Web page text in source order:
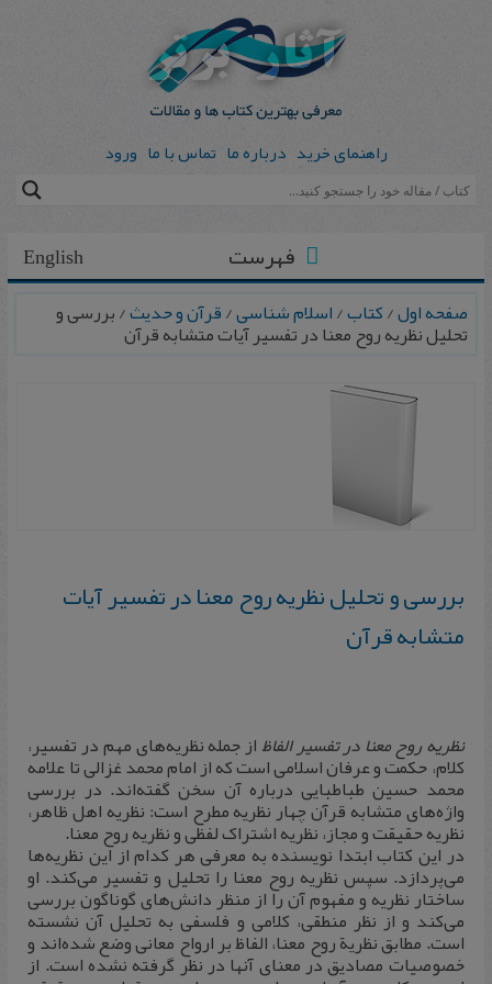
راهنمای خرید درباره ما تماس با ما ورود
English فهرست
صفحه اول/کتاب/اسلام شناسی/قرآن و حدیث/ بررسی و
تحلیل نظریه روح معنا در تفسیر آیات متشابه قرآن
بررسی و تحلیل نظریه روح معنا در تفسیر آیات
متشابه قرآن
نظریه روح معنا در تفسیر الفاظاز جمله نظریه‌های مهم در تفسیر،
کلام، حکمت و عرفان اسلامی است که از امام محمد غزالی تا علامه
محمد حسین طباطبایی درباره آن سخن گفته‌اند. در بررسی
واژه‌های متشابه قرآن چهار نظریه مطرح است: نظریه اهل ظاهر،
نظریه حقیقت و مجاز، نظریه اشتراک لفظی و نظریه روح معنا.
در این کتاب ابتدا نویسنده به معرفی هر کدام از این نظریه‌ها
می‌پردازد. سپس نظریه روح معنا را تحلیل و تفسیر می‌کند. او
ساختار نظریه و مفهوم آن را از منظر دانش‌های گوناگون بررسی
می‌کند و از نظر منطقی، کلامی و فلسفی به تحلیل آن نشسته
است. مطابق نظریة روح معنا، الفاظ بر ارواح معانی وضع شده‌اند و
خصوصیات مصادیق در معنای آنها در نظر گرفته نشده است. از